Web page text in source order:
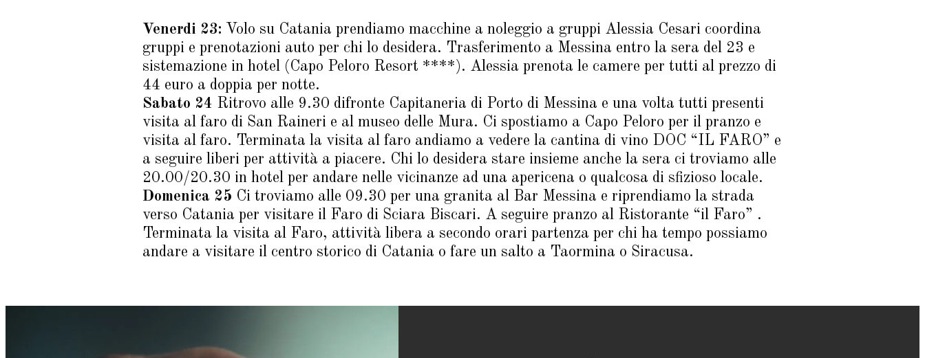
Venerdi 23: Volo su Catania prendiamo macchine a noleggio a gruppi Alessia Cesari coordina
gruppi e prenotazioni auto per chi lo desidera. Trasferimento a Messina entro la sera del 23 e
sistemazione in hotel (Capo Peloro Resort ****). Alessia prenota le camere per tutti al prezzo di
44 euro a doppia per notte.
Sabato 24 Ritrovo alle 9.30 difronte Capitaneria di Porto di Messina e una volta tutti presenti
visita al faro di San Raineri e al museo delle Mura. Ci spostiamo a Capo Peloro per il pranzo e
visita al faro. Terminata la visita al faro andiamo a vedere la cantina di vino DOC “IL FARO” e
a seguire liberi per attività a piacere. Chi lo desidera stare insieme anche la sera ci troviamo alle
20.00/20.30 in hotel per andare nelle vicinanze ad una apericena o qualcosa di sfizioso locale.
Domenica 25 Ci troviamo alle 09.30 per una granita al Bar Messina e riprendiamo la strada
verso Catania per visitare il Faro di Sciara Biscari. A seguire pranzo al Ristorante “il Faro” .
Terminata la visita al Faro, attività libera a secondo orari partenza per chi ha tempo possiamo
andare a visitare il centro storico di Catania o fare un salto a Taormina o Siracusa.